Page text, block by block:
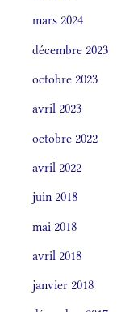
mars 2024
décembre 2023
octobre 2023
avril 2023
octobre 2022
avril 2022
juin 2018
mai 2018
avril 2018
janvier 2018